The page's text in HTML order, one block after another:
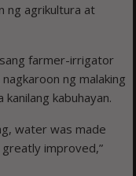
ng agrikultura at
farmer-irrigator
ng malaking
kabuhayan.
water was made
improved,”